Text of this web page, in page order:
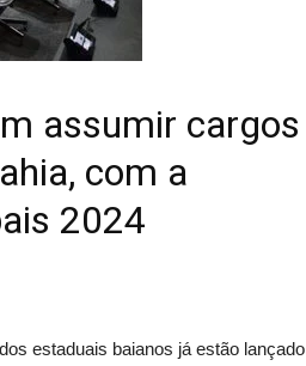
assumir cargos
com a
2024
estaduais baianos já estão lançado